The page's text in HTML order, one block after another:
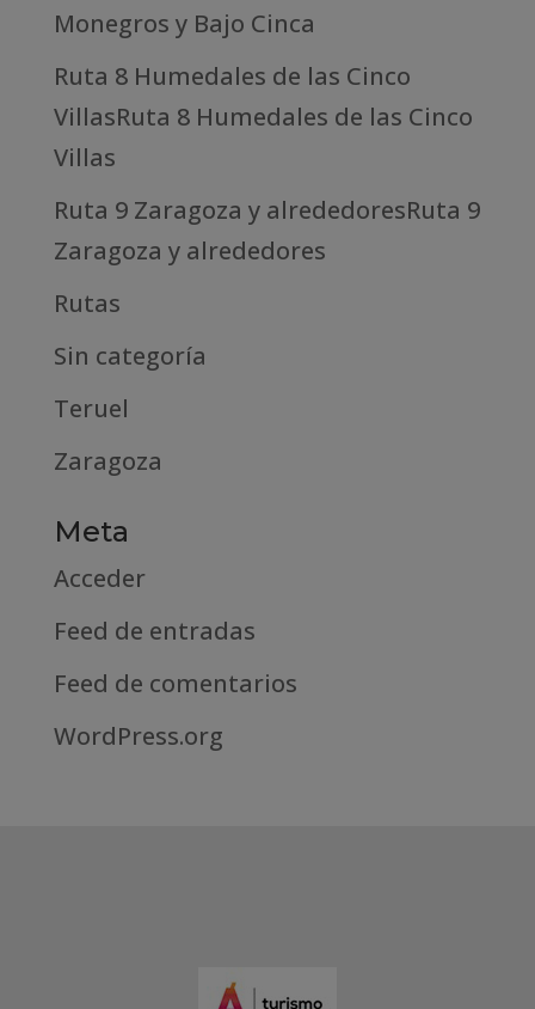
Monegros y Bajo Cinca
Ruta 8 Humedales de las Cinco
VillasRuta 8 Humedales de las Cinco
Villas
Ruta 9 Zaragoza y alrededoresRuta 9
Zaragoza y alrededores
Rutas
Sin categoría
Teruel
Zaragoza
Meta
Acceder
Feed de entradas
Feed de comentarios
WordPress.org